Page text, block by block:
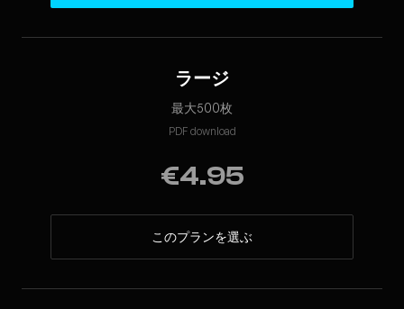
ラージ
最大500枚
PDF download
€4.95
このプランを選ぶ